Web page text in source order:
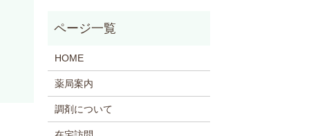
HOME
薬局案内
調剤について